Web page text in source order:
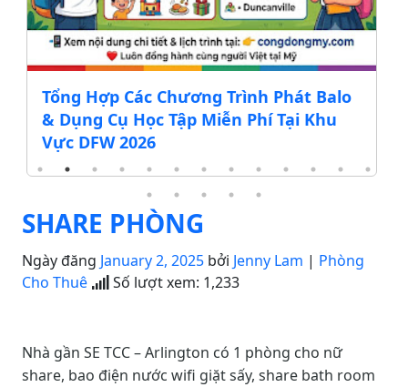
Tổng Hợp Các Chương Trình Phát Balo
& Dụng Cụ Học Tập Miễn Phí Tại Khu
Vực DFW 2026
SHARE PHÒNG
Ngày đăng January 2, 2025 bởi Jenny Lam | Phòng
Cho Thuê
Số lượt xem: 1,233
Nhà gần SE TCC – Arlington có 1 phòng cho nữ
share, bao điện nước wifi giặt sấy, share bath room